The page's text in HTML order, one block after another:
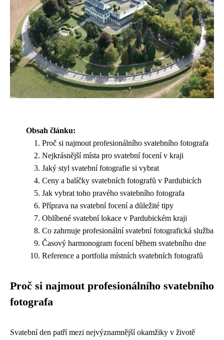
Obsah článku:
Proč si najmout profesionálního svatebního fotografa
Nejkrásnější místa pro svatební focení v kraji
Jaký styl svatební fotografie si vybrat
Ceny a balíčky svatebních fotografů v Pardubicích
Jak vybrat toho pravého svatebního fotografa
Příprava na svatební focení a důležité tipy
Oblíbené svatební lokace v Pardubickém kraji
Co zahrnuje profesionální svatební fotografická služba
Časový harmonogram focení během svatebního dne
Reference a portfolia místních svatebních fotografů
Proč si najmout profesionálního svatebního
fotografa
Svatební den patří mezi nejvýznamnější okamžiky v životě